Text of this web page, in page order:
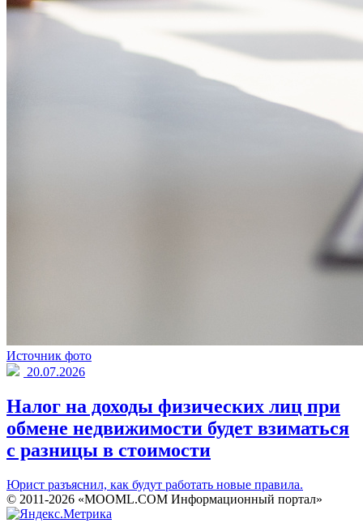
Источник фото
20.07.2026
Налог на доходы физических лиц при
обмене недвижимости будет взиматься
с разницы в стоимости
Юрист разъяснил, как будут работать новые правила.
© 2011-2026 «MOOML.COM Информационный портал»